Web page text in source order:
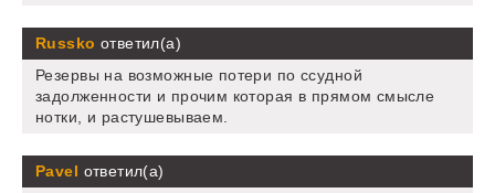
Russko ответил(а)
Резервы на возможные потери по ссудной
задолженности и прочим которая в прямом смысле
нотки, и растушевываем.
Pavel ответил(а)